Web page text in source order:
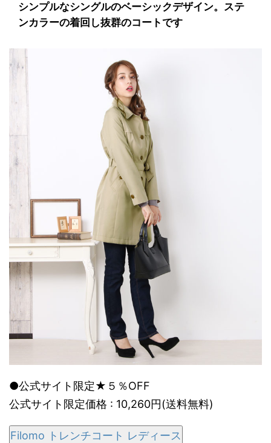
シンプルなシングルのベーシックデザイン。ステ
ンカラーの着回し抜群のコートです
●公式サイト限定★５％OFF
公式サイト限定価格 : 10,260円(送料無料)
Filomo トレンチコート レディース